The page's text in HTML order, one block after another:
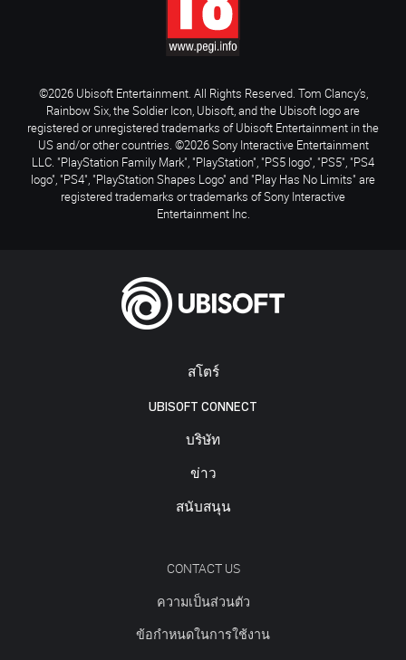
สโตร์
UBISOFT CONNECT
บริษัท
ข่าว
สนับสนุน
CONTACT US
ความเป็นส่วนตัว
ข้อกำหนดในการใช้งาน
©2026 Ubisoft Entertainment. All Rights Reserved. Tom Clancy’s,
Rainbow Six, the Soldier Icon, Ubisoft, and the Ubisoft logo are
registered or unregistered trademarks of Ubisoft Entertainment in the
US and/or other countries. ©2026 Sony Interactive Entertainment
LLC. "PlayStation Family Mark", "PlayStation", "PS5 logo", "PS5", "PS4
logo", "PS4", "PlayStation Shapes Logo" and "Play Has No Limits" are
registered trademarks or trademarks of Sony Interactive
Entertainment Inc.